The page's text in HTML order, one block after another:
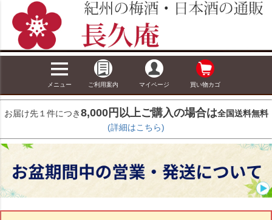
メニュー ご利用案内 マイページ 買い物カゴ
お届け先１件につき8,000円以上ご購入の場合は全国送料無料
(詳細はこちら)